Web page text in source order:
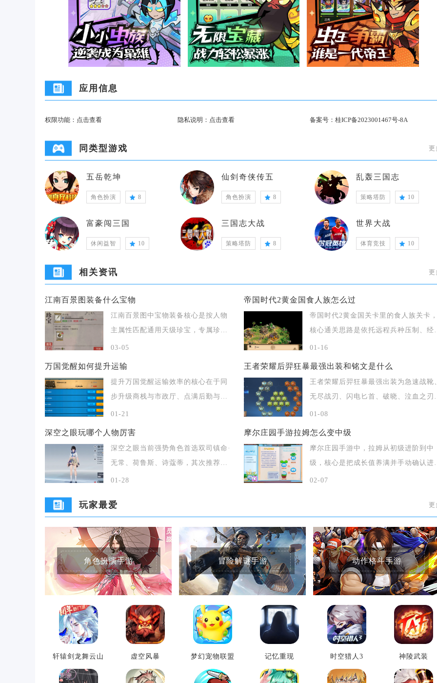
应用信息
权限功能： 点击查看 隐私说明： 点击查看 备案号：桂ICP备2023001467号-8A
同类型游戏 更
五岳乾坤
角色扮演 8
仙剑奇侠传五
角色扮演 8
乱轰三国志
策略塔防 10
富豪闯三国
休闲益智 10
三国志大战
策略塔防 8
世界大战
体育竞技 10
相关资讯 更
江南百景图装备什么宝物
江南百景图中宝物装备核心是按人物
主属性匹配通用天级珍宝，专属珍宝
仅特定角色有额外
03-05
帝国时代2黄金国食人族怎么过
帝国时代2黄金国关卡里的食人族关卡
核心通关思路是依托远程兵种压制、经
稳步运营
01-16
万国觉醒如何提升运输
提升万国觉醒运输效率的核心在于同
步升级商栈与市政厅、点满后勤与联
盟载重科技、搭配
01-21
王者荣耀后羿狂暴最强出装和铭文是什么
王者荣耀后羿狂暴最强出装为急速战靴
无尽战刃、闪电匕首、破晓、泣血之刃
不祥征兆
01-08
深空之眼玩哪个人物厉害
深空之眼当前强势角色首选双司镇命·
无常、荷鲁斯、诗蔻蒂，其次推荐震
离·月读、障月
01-28
摩尔庄园手游拉姆怎么变中级
摩尔庄园手游中，拉姆从初级进阶到中
级，核心是把成长值养满并手动确认进
化，关键在于
02-07
玩家最爱 更
角色扮演手游
轩辕剑龙舞云山 虚空风暴
冒险解谜手游
梦幻宠物联盟 记忆重现
动作格斗手游
时空猎人3 神陵武装